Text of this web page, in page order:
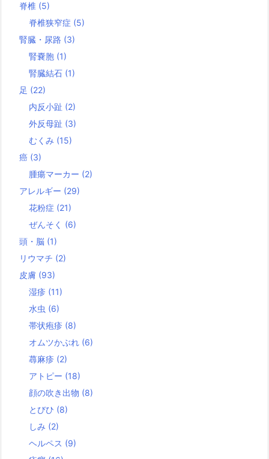
脊椎 (5)
脊椎狭窄症 (5)
腎臓・尿路 (3)
腎嚢胞 (1)
腎臓結石 (1)
足 (22)
内反小趾 (2)
外反母趾 (3)
むくみ (15)
癌 (3)
腫瘍マーカー (2)
アレルギー (29)
花粉症 (21)
ぜんそく (6)
頭・脳 (1)
リウマチ (2)
皮膚 (93)
湿疹 (11)
水虫 (6)
帯状疱疹 (8)
オムツかぶれ (6)
蕁麻疹 (2)
アトピー (18)
顔の吹き出物 (8)
とびひ (8)
しみ (2)
ヘルペス (9)